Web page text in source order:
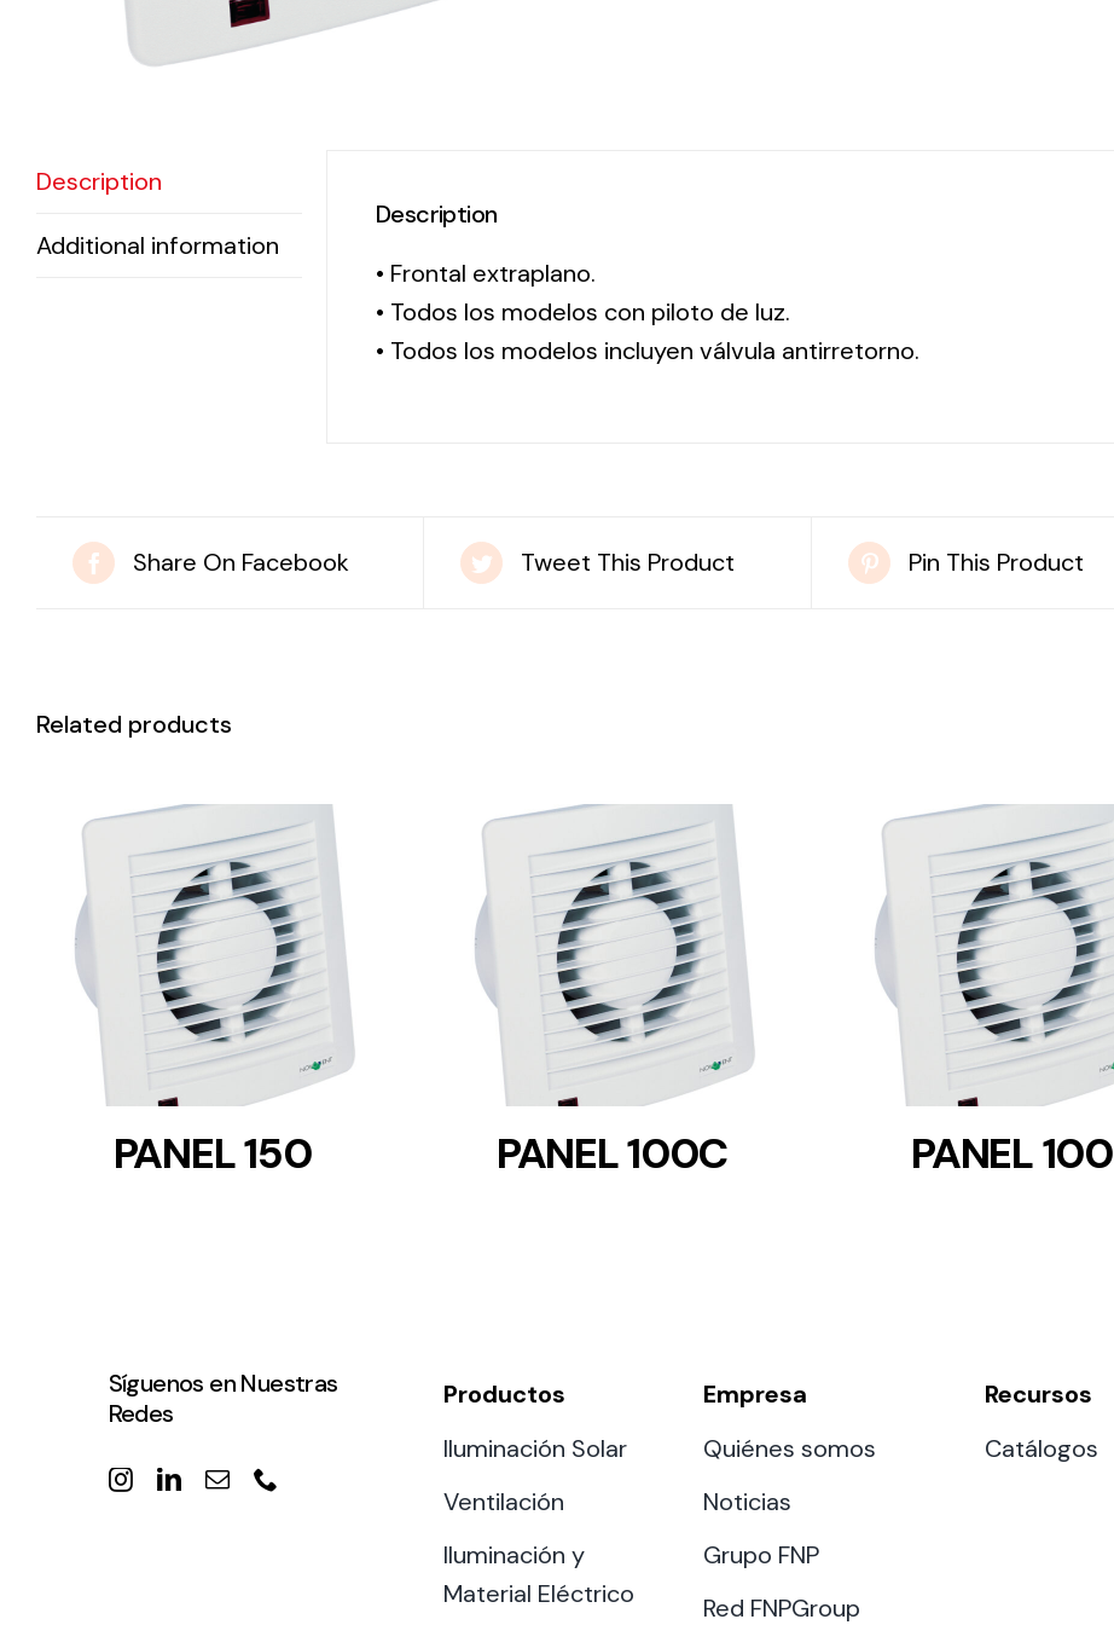
Description
Additional information
Description
• Frontal extraplano.
• Todos los modelos con piloto de luz.
• Todos los modelos incluyen válvula antirretorno.
Share On Facebook Tweet This Product Pin This Product
Related products
DETAILS
PANEL 150
DETAILS
PANEL 100C
DETAILS
PANEL 100
Síguenos en Nuestras
Redes
Productos
Iluminación Solar
Ventilación
Iluminación y
Material Eléctrico
Empresa
Quiénes somos
Noticias
Grupo FNP
Red FNPGroup
Recursos
Catálogos